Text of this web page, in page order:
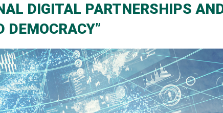
DIGITAL PARTNERSHIPS
DEMOCRACY”